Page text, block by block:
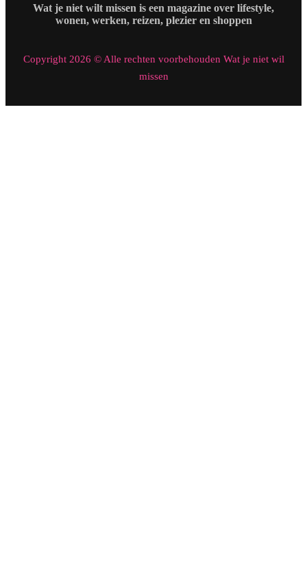
Wat je niet wilt missen is een magazine over lifestyle,
wonen, werken, reizen, plezier en shoppen
Copyright 2026 © Alle rechten voorbehouden Wat je niet wil
missen